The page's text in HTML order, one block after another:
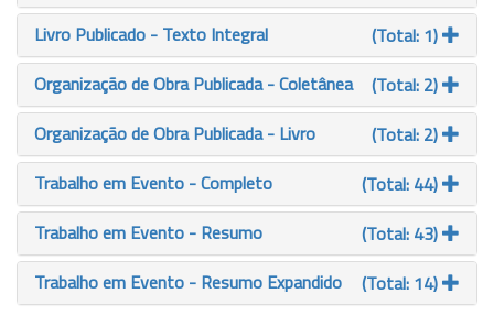
Livro Publicado - Texto Integral
(Total: 1)
Organização de Obra Publicada - Coletânea
(Total: 2)
Organização de Obra Publicada - Livro
(Total: 2)
Trabalho em Evento - Completo
(Total: 44)
Trabalho em Evento - Resumo
(Total: 43)
Trabalho em Evento - Resumo Expandido
(Total: 14)